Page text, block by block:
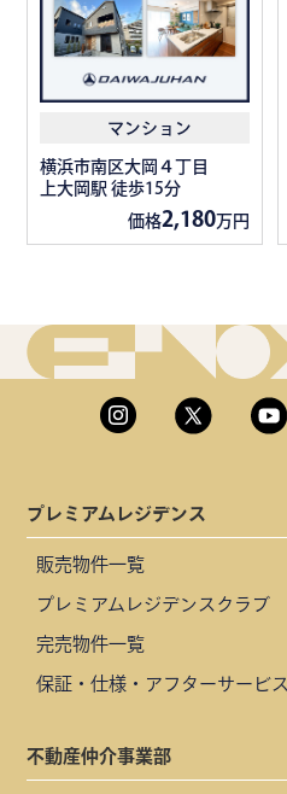
マンション
横浜市南区大岡４丁目
上大岡駅 徒歩15分
価格2,180万円
プレミアムレジデンス
販売物件一覧
プレミアムレジデンスクラブ
完売物件一覧
保証・仕様・アフターサービス
不動産仲介事業部